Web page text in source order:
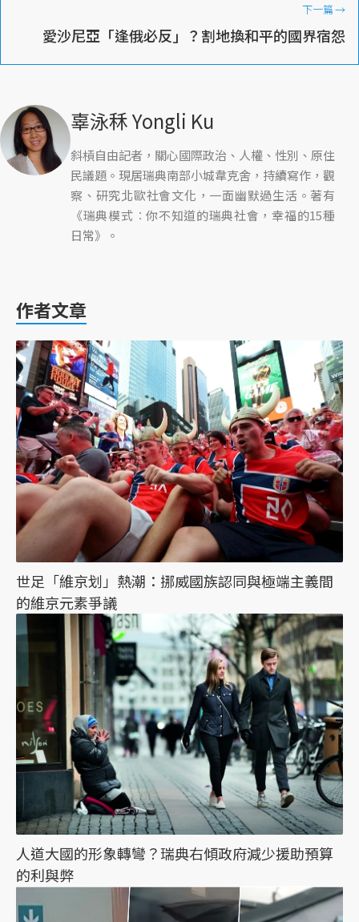
下一篇→
愛沙尼亞「逢俄必反」？割地換和平的國界宿怨
辜泳秝 Yongli Ku
斜槓自由記者，關心國際政治、人權、性別、原住
民議題。現居瑞典南部小城韋克舍，持續寫作，觀
察、研究北歐社會文化，一面幽默過生活。著有
《瑞典模式︰你不知道的瑞典社會，幸福的15種
日常》。
作者文章
世足「維京划」熱潮：挪威國族認同與極端主義間
的維京元素爭議
人道大國的形象轉彎？瑞典右傾政府減少援助預算
的利與弊